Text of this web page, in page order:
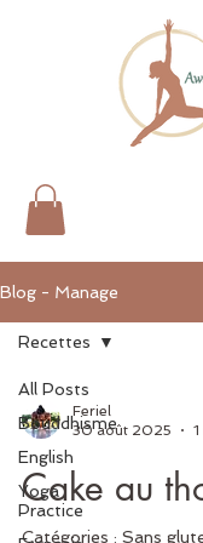
Blog - Manage
All Posts
Bouddhisme
English
Yoga
Practice
Recettes
Feriel
30 août 2025
Cake au
Catégories : Sans